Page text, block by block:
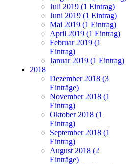
Juli 2019 (1 Eintrag)
Juni 2019 (1 Eintrag)
Mai 2019 (1 Eintrag)
April 2019 (1 Eintrag)
Februar 2019 (1
Eintrag)
Januar 2019 (1 Eintrag)
2018
Dezember 2018 (3
Einträge)
November 2018 (1
Eintrag)
Oktober 2018 (1
Eintrag)
September 2018 (1
Eintrag)
August 2018 (2
Einträge)